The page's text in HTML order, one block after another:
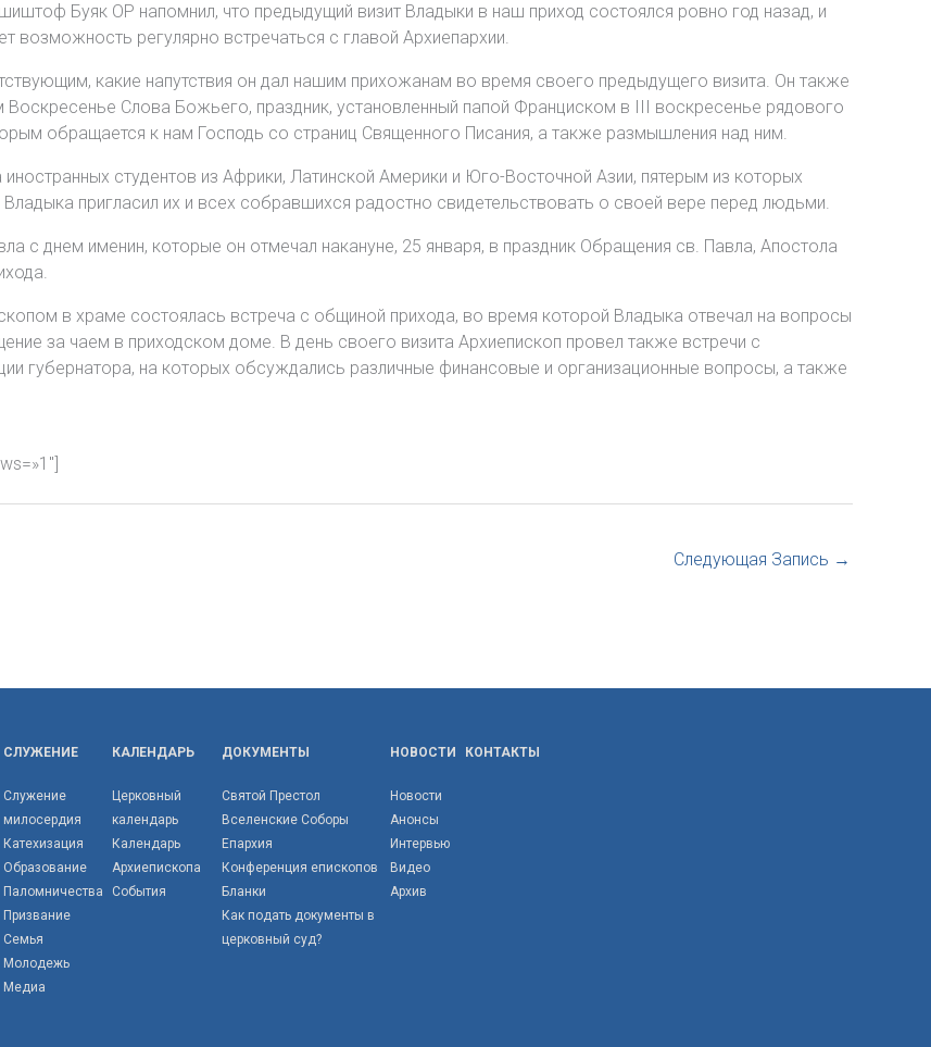
Буяк ОР напомнил, что предыдущий визит Владыки в наш приход состоялся ровно год назад, и
возможность регулярно встречаться с главой Архиепархии.
какие напутствия он дал нашим прихожанам во время своего предыдущего визита. Он также
Слова Божьего, праздник, установленный папой Франциском в III воскресенье рядового
обращается к нам Господь со страниц Священного Писания, а также размышления над ним.
студентов из Африки, Латинской Америки и Юго-Восточной Азии, пятерым из которых
пригласил их и всех собравшихся радостно свидетельствовать о своей вере перед людьми.
с днем именин, которые он отмечал накануне, 25 января, в праздник Обращения св. Павла, Апостола
в храме состоялась встреча с общиной прихода, во время которой Владыка отвечал на вопросы
за чаем в приходском доме. В день своего визита Архиепископ провел также встречи с
губернатора, на которых обсуждались различные финансовые и организационные вопросы, а также
Следующая Запись →
СЛУЖЕНИЕ
Служение
милосердия
Катехизация
Образование
Паломничества
Призвание
Семья
Молодежь
Медиа
КАЛЕНДАРЬ
Церковный
календарь
Календарь
Архиепископа
События
ДОКУМЕНТЫ
Святой Престол
Вселенские Соборы
Епархия
Конференция епископов
Бланки
Как подать документы в
церковный суд?
НОВОСТИ
Новости
Анонсы
Интервью
Видео
Архив
КОНТАКТЫ